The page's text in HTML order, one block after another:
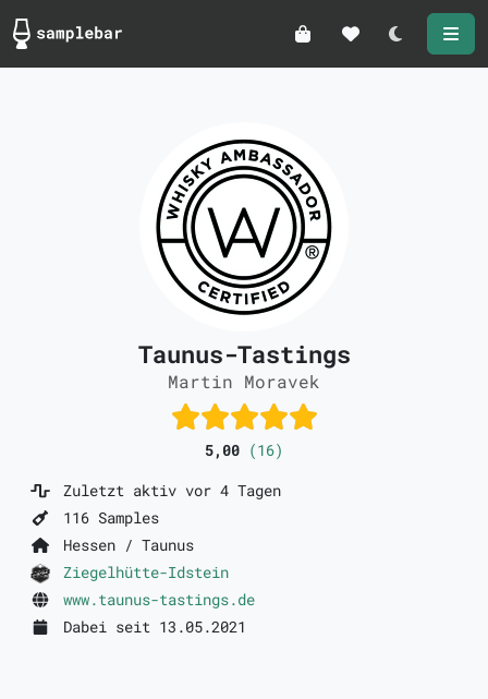
Darkmode
Taunus-Tastings
Martin Moravek
5,00 (16)
Zuletzt aktiv vor 4 Tagen
116 Samples
Hessen / Taunus
Ziegelhütte-Idstein
www.taunus-tastings.de
Dabei seit 13.05.2021